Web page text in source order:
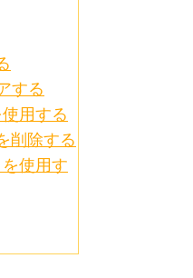
する
用する
削除する
使用す